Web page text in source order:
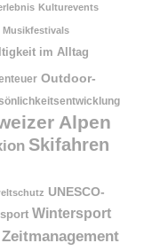
Kulturevents
Musikfestivals
im Alltag
Outdoor-
Alpen
Skifahren
UNESCO-
Wintersport
Zeitmanagement